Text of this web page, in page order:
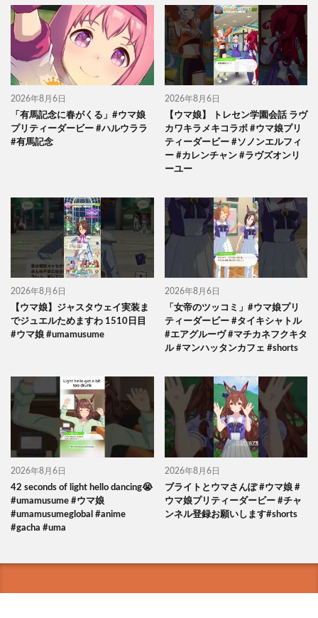
2026年8月6日
「有馬記念に春がくる」#ウマ娘
プリティーダービー #ハルウララ
#有馬記念
2026年8月6日
【ウマ娘】 トレセン学園会話 ラヴ
カワキラメキコラボ #ウマ娘プリ
ティーダービー #ソノンエルフィ
ー #カレンチャン #ラヴズオンリ
ーユー
2026年8月6日
【ウマ娘】ジャスタウェイ実装ま
でジュエルためますわ 1510日目
#ウマ娘 #umamusume
2026年8月6日
「女帝のツッコミ」#ウマ娘プリ
ティーダービー #タイキシャトル
#エアグルーヴ #マチカネフクキタ
ル #マンハッタンカフェ #shorts
2026年8月6日
42 seconds of light hello dancing😭
#umamusume #ウマ娘
#umamusumeglobal #anime
#gacha #uma
2026年8月6日
ブライトとウマさんぽ #ウマ娘 #
ウマ娘プリティーダービー #チャ
ンネル登録お願いします#shorts